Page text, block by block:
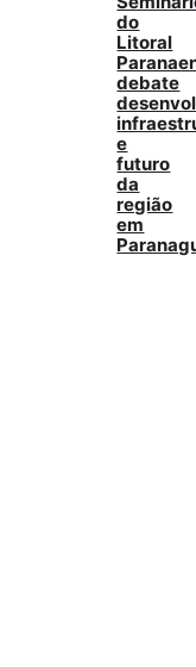
do
Litoral
debate
e
futuro
da
região
em